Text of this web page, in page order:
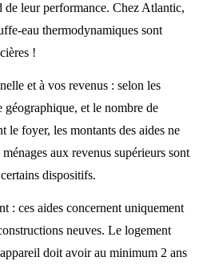
de leur performance. Chez Atlantic,
eau thermodynamiques sont
!
et à vos revenus : selon les
géographique, et le nombre de
le foyer, les montants des aides ne
aux revenus supérieurs sont
dispositifs.
: ces aides concernent uniquement
neuves. Le logement
doit avoir au minimum 2 ans